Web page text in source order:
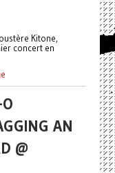
Kitone,
concert en
AN
@